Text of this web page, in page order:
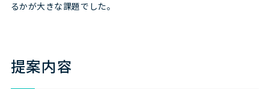
るかが大きな課題でした。
提案内容